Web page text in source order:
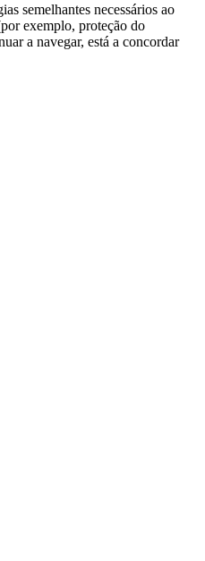
semelhantes necessários ao
exemplo, proteção do
a navegar, está a concordar